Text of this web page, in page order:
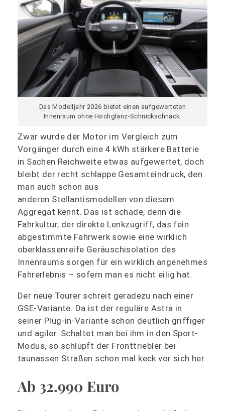
Das Modelljahr 2026 bietet einen aufgewerteten
Innenraum ohne Hochglanz-Schnickschnack.
Zwar wurde der Motor im Vergleich zum
Vorgänger durch eine 4 kWh stärkere Batterie
in Sachen Reichweite etwas aufgewertet, doch
bleibt der recht schlappe Gesamteindruck, den
man auch schon aus
anderen Stellantismodellen von diesem
Aggregat kennt. Das ist schade, denn die
Fahrkultur, der direkte Lenkzugriff, das fein
abgestimmte Fahrwerk sowie eine wirklich
oberklassenreife Geräuschisolation des
Innenraums sorgen für ein wirklich angenehmes
Fahrerlebnis – sofern man es nicht eilig hat.
Der neue Tourer schreit geradezu nach einer
GSE-Variante. Da ist der reguläre Astra in
seiner Plug-in-Variante schon deutlich griffiger
und agiler. Schaltet man bei ihm in den Sport-
Modus, so schlupft der Fronttriebler bei
taunassen Straßen schon mal keck vor sich her.
Ab 32.990 Euro